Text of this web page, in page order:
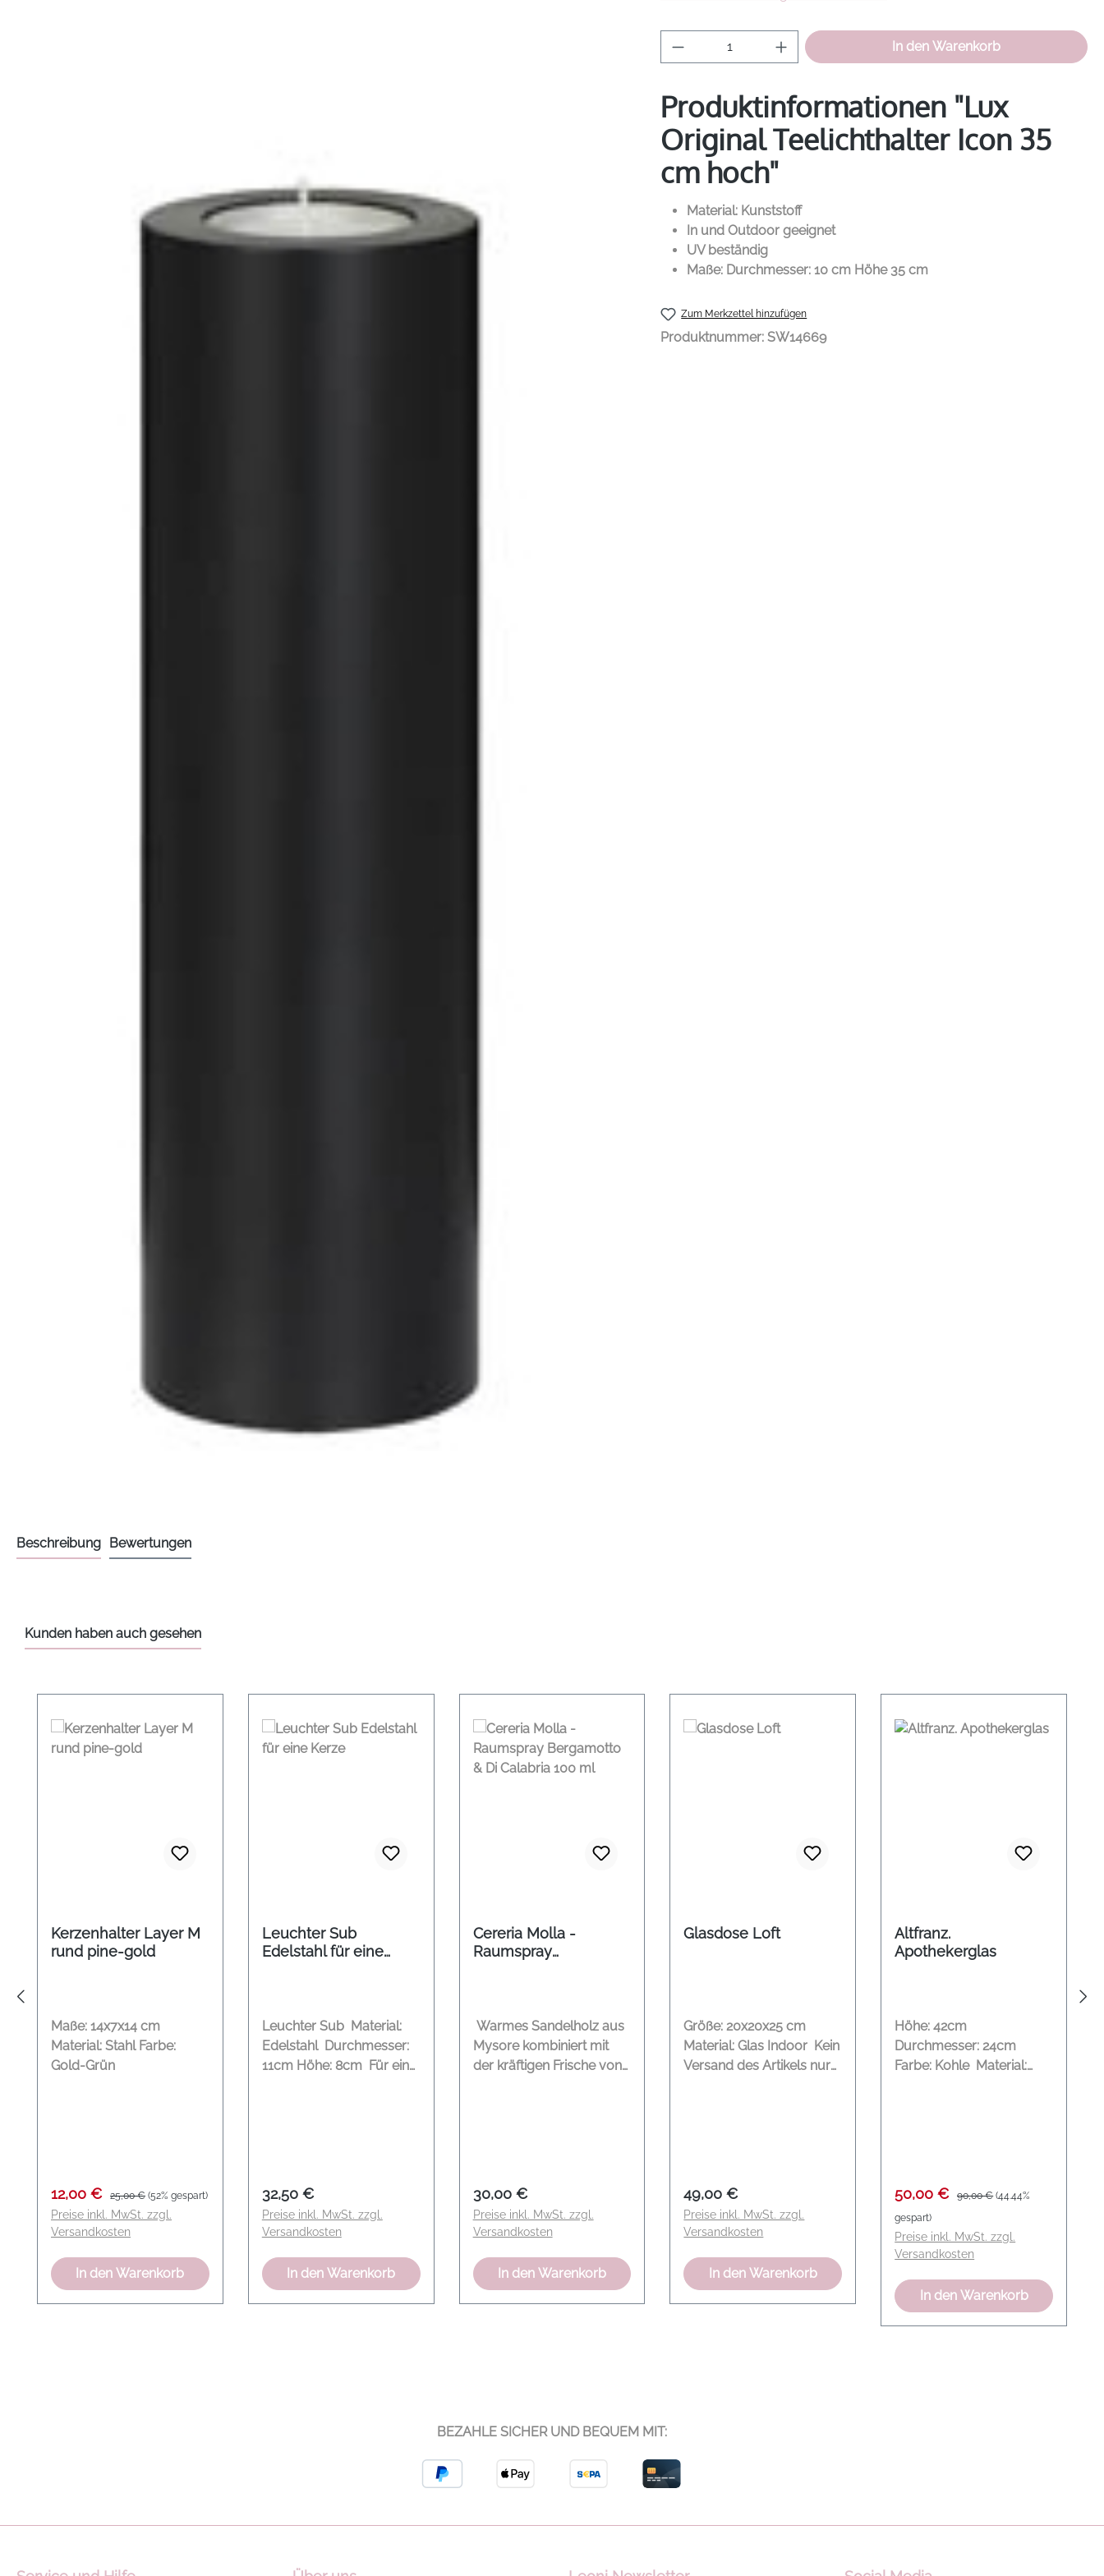
Produkt Anzahl: Gib den gewünschten Wert
In den Warenkorb
Produktinformationen "Lux
Original Teelichthalter Icon 35
cm hoch"
Material: Kunststoff
In und Outdoor geeignet
UV beständig
Maße: Durchmesser: 10 cm Höhe 35 cm
Zum Merkzettel hinzufügen
Produktnummer: SW14669
Beschreibung Bewertungen
Kunden haben auch gesehen
Kerzenhalter Layer M
rund pine-gold
Maße: 14x7x14 cm
Material: Stahl Farbe:
Verkaufspreis:
12,00 € Regulärer Preis:
25,00 € (52% gespart)
Preise inkl. MwSt. zzgl.
Versandkosten
In den Warenkorb
Leuchter Sub
Edelstahl für eine
Leuchter Sub Material:
Edelstahl Durchmesser:
11cm Höhe: 8cm Für eine
Regulärer Preis:
32,50 €
Preise inkl. MwSt. zzgl.
Versandkosten
In den Warenkorb
Cereria Molla -
Raumspray
Warmes Sandelholz aus
Mysore kombiniert mit
der kräftigen Frische von
Duftnote: Bergamotto Di
Calabria Inhalt: 100 ml
Herkunftsland: Spanien
Regulärer Preis:
30,00 €
Preise inkl. MwSt. zzgl.
Versandkosten
In den Warenkorb
Glasdose Loft
Größe: 20x20x25 cm
Material: Glas Indoor Kein
Versand des Artikels nur
Regulärer Preis:
49,00 €
Preise inkl. MwSt. zzgl.
Versandkosten
In den Warenkorb
Altfranz.
Apothekerglas
Höhe: 42cm
Durchmesser: 24cm
Farbe: Kohle Material:
Verkaufspreis:
50,00 € Regulärer Preis:
90,00 € (44.44%
gespart)
Preise inkl. MwSt. zzgl.
Versandkosten
In den Warenkorb
BEZAHLE SICHER UND BEQUEM MIT: